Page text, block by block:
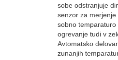
sobe odstranjuje
senzor za
sobno
ogrevanje tudi v
Avtomatsko
zunanjih